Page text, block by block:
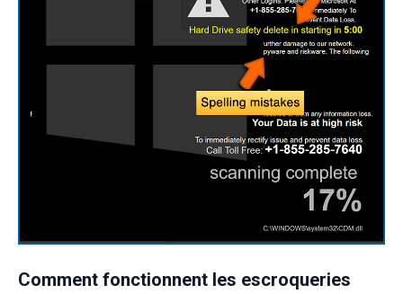
Comment fonctionnent les escroqueries